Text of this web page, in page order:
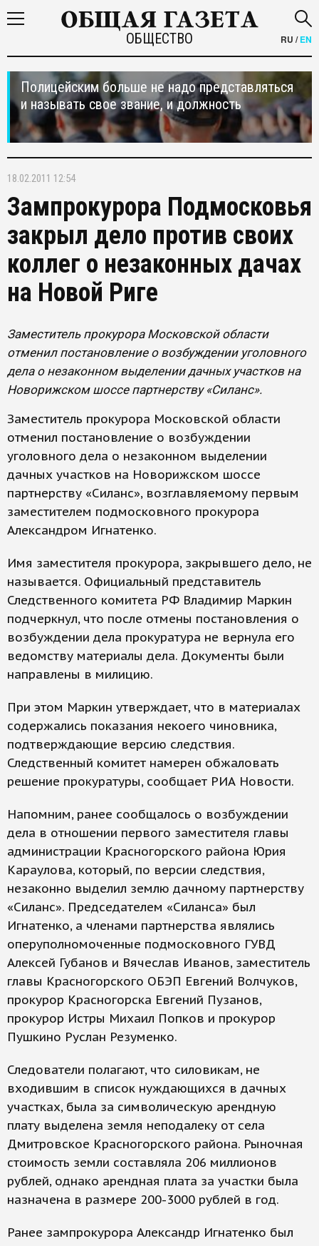
ОБЩЕСТВО RU /EN
Полицейским больше не надо представляться
и называть свое звание, и должность
18.02.2011 12:54
Зампрокурора Подмосковья
закрыл дело против своих
коллег о незаконных дачах
на Новой Риге
Заместитель прокурора Московской области
отменил постановление о возбуждении уголовного
дела о незаконном выделении дачных участков на
Новорижском шоссе партнерству «Силанс».
Заместитель прокурора Московской области
отменил постановление о возбуждении
уголовного дела о незаконном выделении
дачных участков на Новорижском шоссе
партнерству «Силанс», возглавляемому первым
заместителем подмосковного прокурора
Александром Игнатенко.
Имя заместителя прокурора, закрывшего дело, не
называется. Официальный представитель
Следственного комитета РФ Владимир Маркин
подчеркнул, что после отмены постановления о
возбуждении дела прокуратура не вернула его
ведомству материалы дела. Документы были
направлены в милицию.
При этом Маркин утверждает, что в материалах
содержались показания некоего чиновника,
подтверждающие версию следствия.
Следственный комитет намерен обжаловать
решение прокуратуры, сообщает РИА Новости.
Напомним, ранее сообщалось о возбуждении
дела в отношении первого заместителя главы
администрации Красногорского района Юрия
Караулова, который, по версии следствия,
незаконно выделил землю дачному партнерству
«Силанс». Председателем «Силанса» был
Игнатенко, а членами партнерства являлись
оперуполномоченные подмосковного ГУВД
Алексей Губанов и Вячеслав Иванов, заместитель
главы Красногорского ОБЭП Евгений Волчуков,
прокурор Красногорска Евгений Пузанов,
прокурор Истры Михаил Попков и прокурор
Пушкино Руслан Резуменко.
Следователи полагают, что силовикам, не
входившим в список нуждающихся в дачных
участках, была за символическую арендную
плату выделена земля неподалеку от села
Дмитровское Красногорского района. Рыночная
стоимость земли составляла 206 миллионов
рублей, однако арендная плата за участки была
назначена в размере 200-3000 рублей в год.
Ранее зампрокурора Александр Игнатенко был